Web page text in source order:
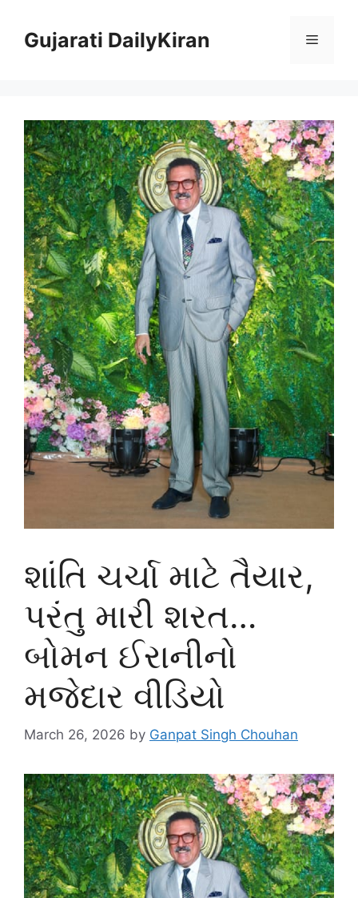
contentGujarati DailyKiran Menu
શાંતિ ચર્ચા માટે તૈયાર,
પરંતુ મારી શરત…
બોમન ઈરાનીનો
મજેદાર વીડિયો
March 26, 2026 by Ganpat Singh Chouhan